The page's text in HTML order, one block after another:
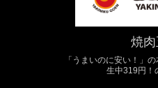
焼
「うまいのに安い！」
生中319円！